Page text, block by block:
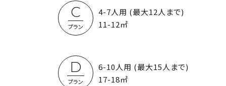
C
プラン
4-7人用 (最大12人まで)
11-12㎡
D
プラン
6-10人用 (最大15人まで)
17-18㎡